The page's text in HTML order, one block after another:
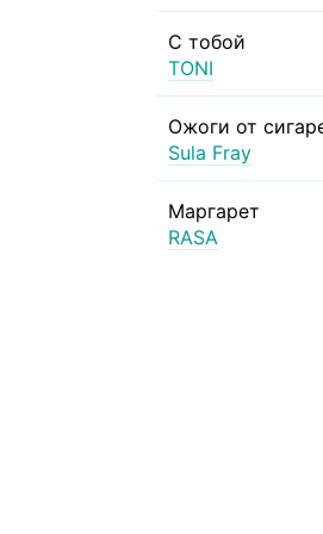
С тобой
TONI
Ожоги от
Sula Fray
Маргарет
RASA